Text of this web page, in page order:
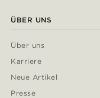
ÜBER UNS
Über uns
Karriere
Neue Artikel
Presse